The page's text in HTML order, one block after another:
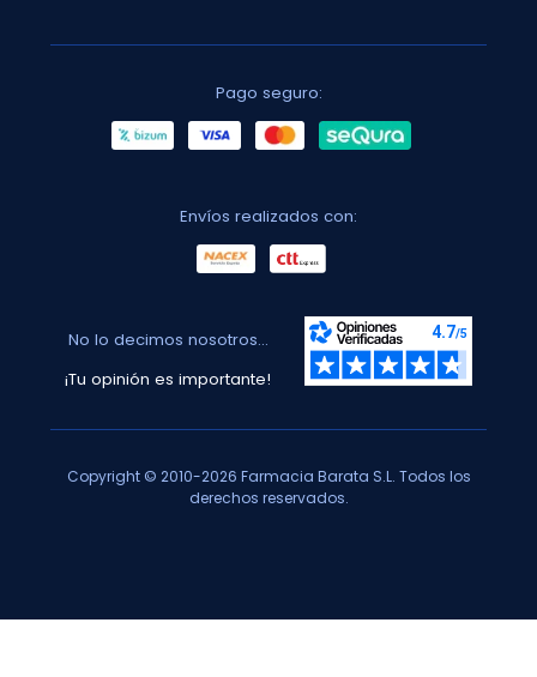
Pago seguro:
Envíos realizados con:
No lo decimos nosotros...
¡Tu opinión es importante!
Copyright © 2010-2026 Farmacia Barata S.L. Todos los
derechos reservados.